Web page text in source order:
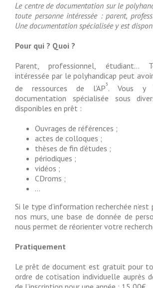
Le centre de documentation sur le
toute personne intéressée : parent,
Une documentation spécialisée y est
Pour qui ? Quoi ?
Parent, professionnel, étudiant…
intéressée par le polyhandicap peut
de ressources de l’AP³. Vous y
documentation spécialisée sous
disponibles en prêt :
Ouvrages de références ;
actes de colloques ;
thèses de fin d’études ;
périodiques ;
vidéos ;
CDroms ;
…
Si le type d’information recherchée n’est
nos murs, une base de donnée de
nous permet de réorienter votre
Pratiquement
Le prêt de document est gratuit pour
ordre de cotisation individuelle auprès